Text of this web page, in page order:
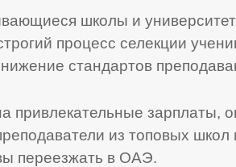
школы и
процесс селекции
стандартов
привлекательные зарплаты,
из топовых школ
переезжать в ОАЭ.